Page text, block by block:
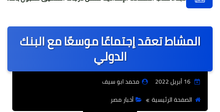
عالمى
الرياضة
حوادث وقضايا
المشاط تعقد إجتماعًا موسعًا مع البنك
الدولي
16 أبريل 2022
محمد ابو سيف
الصفحة الرئيسية
أخبار مصر